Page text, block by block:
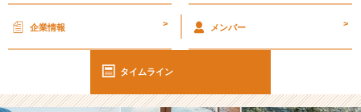
新
員
の
己
企業情報 > メンバー >
タイムライン